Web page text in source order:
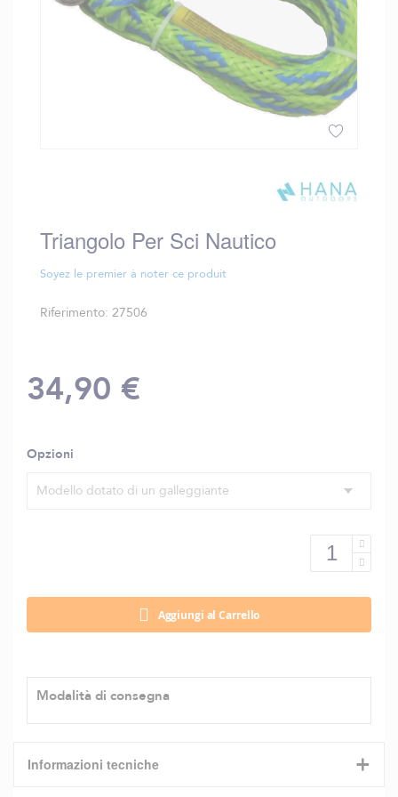
di
immagini
Triangolo Per Sci Nautico
Soyez le premier à noter ce produit
Riferimento 27506
34,90 €
Opzioni
Modello dotato di un galleggiante
Aggiungi al Carrello
Modalità di consegna
Informazioni tecniche +